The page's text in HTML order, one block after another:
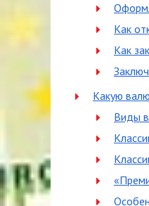
Как
Как
Какую
Виды